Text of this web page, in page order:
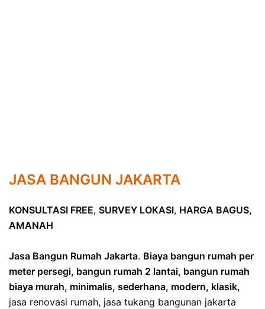
JASA BANGUN JAKARTA
KONSULTASI FREE, SURVEY LOKASI, HARGA BAGUS,
AMANAH
Jasa Bangun Rumah Jakarta. Biaya bangun rumah per
meter persegi, bangun rumah 2 lantai, bangun rumah
biaya murah, minimalis, sederhana, modern, klasik,
jasa renovasi rumah, jasa tukang bangunan jakarta